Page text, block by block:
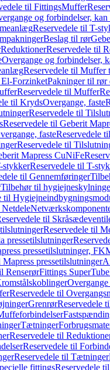
til FittingsMuffer
og forbindelser, kan
Reservedele til T-
Beslag til rør
ReduktionerReservedele til
Overgange og forbindelser,
Reservedele til Muffer
ForzinketPakninger til rør
Reservedele til Muffer
til KrydsOvergange, faste
Reservedele til
Reservedele til Geberit
fasteReservedele
Reservedele til
Mapress CuNiFe
stykkerReservedele til T-
til Gennemføringer
Tilbehør til
til
til
Reservedele til
pressetilslutninger
pressetilslutninger,
Mapress pressetilslutninger
RenserørFittings SuperTube
Reservedele til
GrenrørReservedele
Tætninger
Reservedele til
Reservedele til
Reservedele til Tætninger
fittingsReservedele